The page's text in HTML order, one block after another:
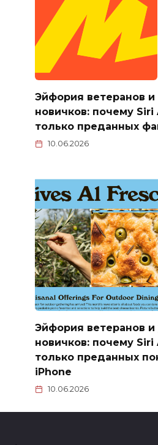
Эйфория ветеранов и
новичков: почему Siri
только преданных
10.06.2026
Эйфория ветеранов
новичков: почему Siri
только преданных
iPhone
10.06.2026